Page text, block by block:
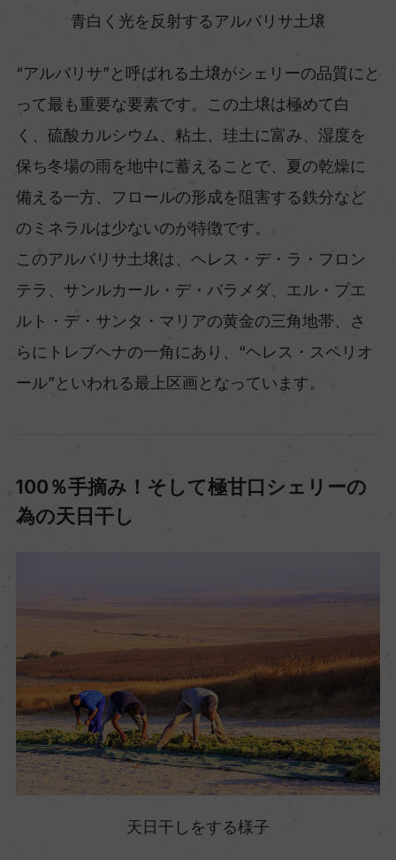
青白く光を反射するアルバリサ土壌
“アルバリサ”と呼ばれる土壌がシェリーの品質にと
って最も重要な要素です。この土壌は極めて白
く、硫酸カルシウム、粘土、珪土に富み、湿度を
保ち冬場の雨を地中に蓄えることで、夏の乾燥に
備える一方、フロールの形成を阻害する鉄分など
のミネラルは少ないのが特徴です。
このアルバリサ土壌は、ヘレス・デ・ラ・フロン
テラ、サンルカール・デ・バラメダ、エル・プエ
ルト・デ・サンタ・マリアの黄金の三角地帯、さ
らにトレブヘナの一角にあり、“ヘレス・スペリオ
ール”といわれる最上区画となっています。
100％手摘み！そして極甘口シェリーの
為の天日干し
天日干しをする様子